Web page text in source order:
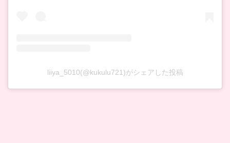
liiya_5010(@kukulu721)がシェアした投稿